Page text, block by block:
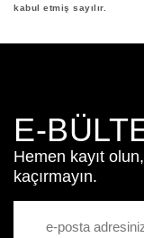
kabul etmiş sayılır.
E-
Hemen kayıt
kaçırmayın.